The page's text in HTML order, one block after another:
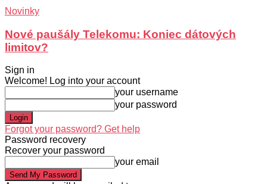
Novinky
Nové paušály Telekomu: Koniec dátových
limitov?
Sign in
Welcome! Log into your account
your username
your password
Forgot your password? Get help
Password recovery
Recover your password
your email